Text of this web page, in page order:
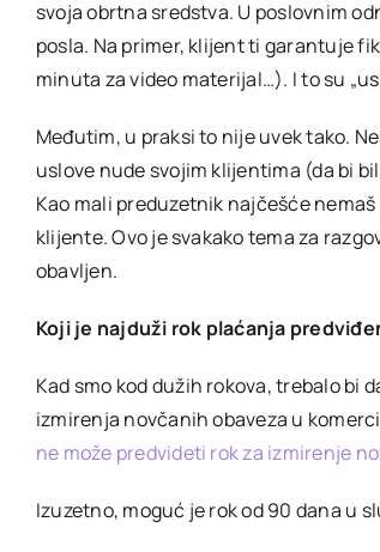
svoja obrtna sredstva. U poslovnim
posla. Na primer, klijent ti garantuje
minuta za video materijal…). I to su „
Međutim, u praksi to nije uvek tako.
uslove nude svojim klijentima (da bi
Kao mali preduzetnik najčešće
klijente. Ovo je svakako tema za
obavljen.
Koji je najduži rok plaćanja
Kad smo kod dužih rokova, trebalo bi
izmirenja novčanih obaveza u
ne može predvideti rok za izmirenje
Izuzetno, moguć je rok od 90 dana u